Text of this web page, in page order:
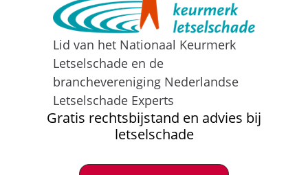
Lid van het Nationaal Keurmerk
Letselschade en de
branchevereniging Nederlandse
Letselschade Experts
Gratis rechtsbijstand en advies bij
letselschade